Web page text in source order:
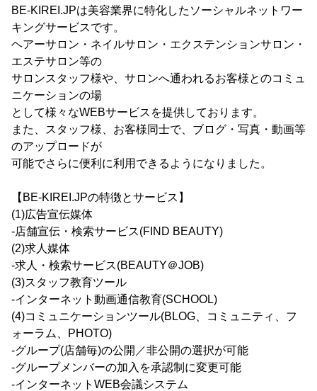
BE-KIREI.JPは美容業界に特化したソーシャルネットワー
キングサービスです。
ヘアーサロン・ネイルサロン・エクステンションサロン・
エステサロン等の
サロンスタッフ様や、サロンへ通われるお客様とのコミュ
ニケーションの場
として様々なWEBサービスを提供しております。
また、スタッフ様、お客様同士で、ブログ・写真・動画等
のアップロードが
可能でさらに便利に利用できるようになりました。
【BE-KIREI.JPの特徴とサービス】
(1)広告宣伝媒体
‐店舗宣伝・検索サービス(FIND BEAUTY)
(2)求人媒体
‐求人・検索サービス(BEAUTY＠JOB)
(3)スタッフ教育ツール
‐インターネット動画通信教育(SCHOOL)
(4)コミュニケーションツール(BLOG、コミュニティ、フ
ォーラム、PHOTO)
‐グループ(店舗毎)の公開／非公開の選択が可能
‐グループメンバーの加入を承認制に変更可能
‐インターネットWEB会議システム